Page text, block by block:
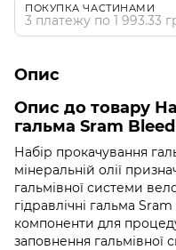
ПОКУПКА ЧАСТИНАМИ
3 платежу по 1 993.33
Опис
Опис до товару
гальма Sram
Набір прокачування
мінеральній олії
гальмівної системи
гідравлічні гальма
компоненти для
заповнення гальмівної